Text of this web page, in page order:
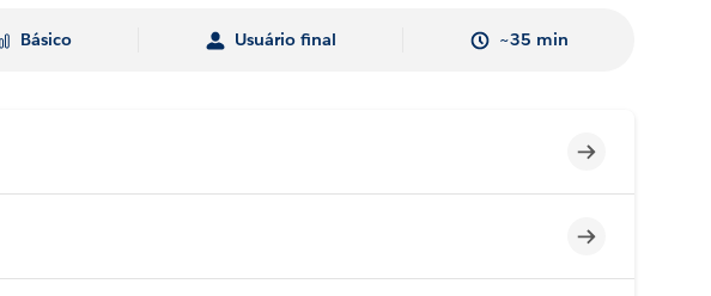
Básico Usuário final ~35 min
Incompleto
Incompleto